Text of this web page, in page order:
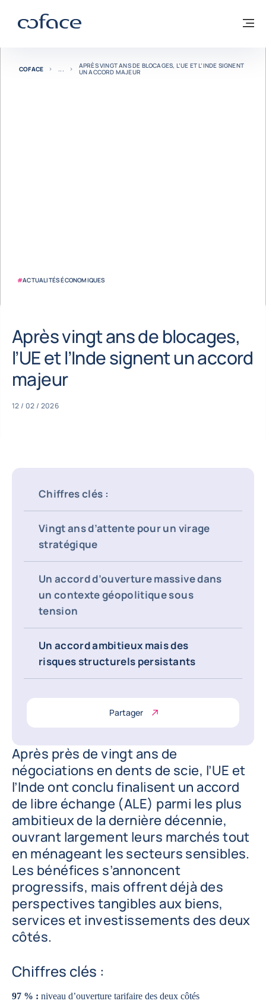
Coface, for Trade - Page d'accueil Groupe Coface
Retour à la page d'accueil
#ACTUALITÉS ÉCONOMIQUES
COFACE APRÈS VINGT ANS DE BLOCAGES, L’UE ET L’INDE SIGNENT
UN ACCORD MAJEUR
Après vingt ans de blocages,
l’UE et l’Inde signent un accord
majeur
12 / 02 / 2026
Chiffres clés :
Vingt ans d’attente pour un virage
stratégique
Un accord d’ouverture massive dans
un contexte géopolitique sous
tension
Un accord ambitieux mais des
risques structurels persistants
Partager
Après près de vingt ans de
négociations en dents de scie, l’UE et
l’Inde ont conclu finalisent un accord
de libre échange (ALE) parmi les plus
ambitieux de la dernière décennie,
ouvrant largement leurs marchés tout
en ménageant les secteurs sensibles.
Les bénéfices s’annoncent
progressifs, mais offrent déjà des
perspectives tangibles aux biens,
services et investissements des deux
côtés.
Chiffres clés :
97 % : niveau d’ouverture tarifaire des deux côtés